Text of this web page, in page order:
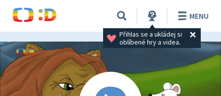
Přihlas se a ukládej si
oblíbené hry a videa.
MENU